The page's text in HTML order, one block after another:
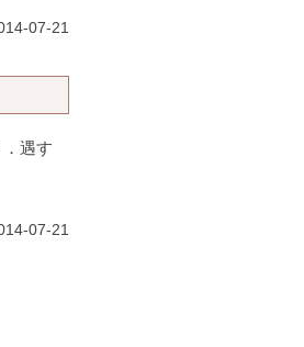
07-21
遇す
07-21